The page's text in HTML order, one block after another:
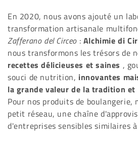
o
l
l
e
c
t
En 2020, nous avons ajouté un
transformation artisanale
Zafferano del Circeo : Alchimie di
nous transformons les trésors de
recettes délicieuses et saines ,
souci de nutrition, innovantes
la grande valeur de la tradition
Pour nos produits de boulangerie,
petit réseau, une chaîne
d'entreprises sensibles similaires